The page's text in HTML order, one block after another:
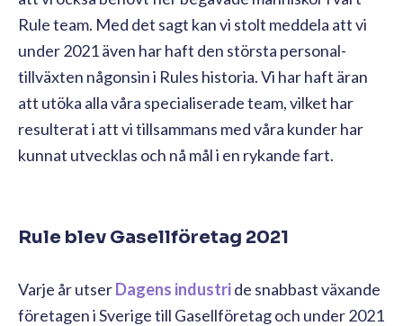
Rule team. Med det sagt kan vi stolt meddela att vi
under 2021 även har haft den största personal-
tillväxten någonsin i Rules historia. Vi har haft äran
att utöka alla våra specialiserade team, vilket har
resulterat i att vi tillsammans med våra kunder har
kunnat utvecklas och nå mål i en rykande fart.
Rule blev Gasellföretag 2021
Varje år utserDagens industride snabbast växande
företagen i Sverige till Gasellföretag och under 2021